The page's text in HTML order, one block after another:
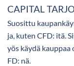
CAPITAL
Suosittu
ja, kuten CFD: itä.
yös käydä kauppaa
FD: nä.